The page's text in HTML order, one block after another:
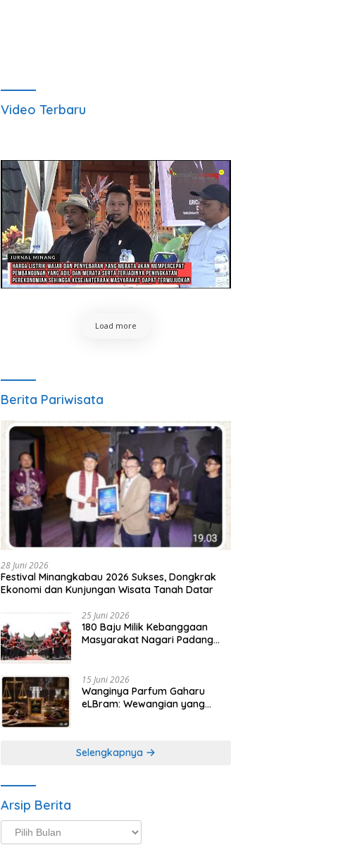
Video Terbaru
Load more
Berita Pariwisata
28 Juni 2026
Festival Minangkabau 2026 Sukses, Dongkrak
Ekonomi dan Kunjungan Wisata Tanah Datar
25 Juni 2026
180 Baju Milik Kebanggaan
Masyarakat Nagari Padang
Minangkabau
15 Juni 2026
Wanginya Parfum Gaharu
eLBram: Wewangian yang
Selengkapnya
Arsip Berita
Arsip
Berita